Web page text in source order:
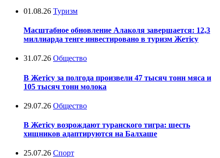
01.08.26 Туризм
Масштабное обновление Алаколя завершается: 12,3
миллиарда тенге инвестировано в туризм Жетісу
31.07.26 Общество
В Жетісу за полгода произвели 47 тысяч тонн мяса и
105 тысяч тонн молока
29.07.26 Общество
В Жетісу возрождают туранского тигра: шесть
хищников адаптируются на Балхаше
25.07.26 Спорт